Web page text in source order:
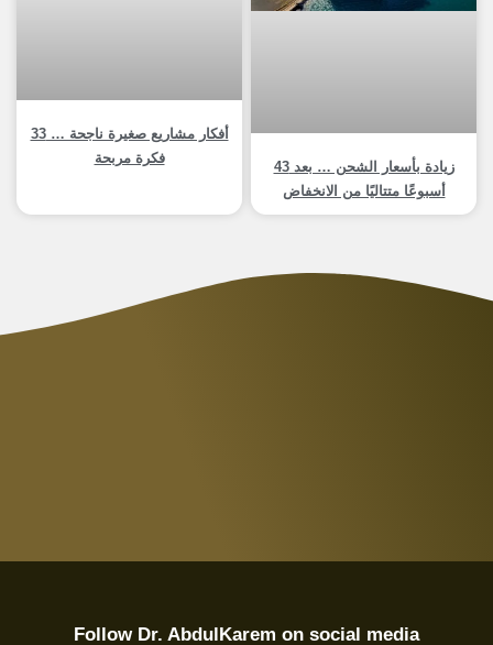
زيادة بأسعار الشحن … بعد 43
أسبوعًا متتاليًا من الانخفاض
أفكار مشاريع صغيرة ناجحة … 33
فكرة مربحة
Follow Dr. AbdulKarem on social media